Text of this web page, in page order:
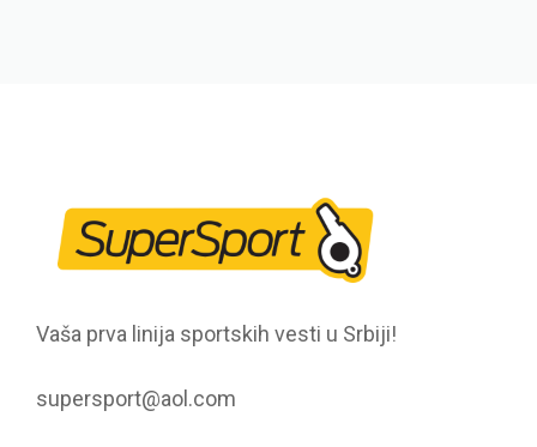
Vaša prva linija sportskih vesti u Srbiji!
supersport@aol.com